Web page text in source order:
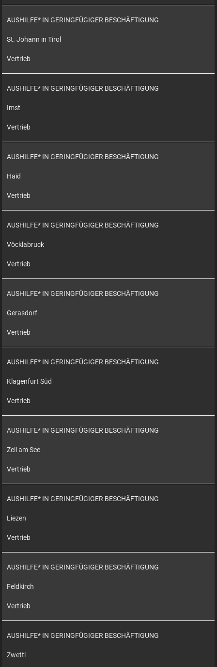
AUSHILFE* IN GERINGFÜGIGER BESCHÄFTIGUNG
St. Johann in Tirol
Vertrieb
AUSHILFE* IN GERINGFÜGIGER BESCHÄFTIGUNG
Imst
Vertrieb
AUSHILFE* IN GERINGFÜGIGER BESCHÄFTIGUNG
Haid
Vertrieb
AUSHILFE* IN GERINGFÜGIGER BESCHÄFTIGUNG
Vöcklabruck
Vertrieb
AUSHILFE* IN GERINGFÜGIGER BESCHÄFTIGUNG
Gerasdorf
Vertrieb
AUSHILFE* IN GERINGFÜGIGER BESCHÄFTIGUNG
Klagenfurt Süd
Vertrieb
AUSHILFE* IN GERINGFÜGIGER BESCHÄFTIGUNG
Zell am See
Vertrieb
AUSHILFE* IN GERINGFÜGIGER BESCHÄFTIGUNG
Liezen
Vertrieb
AUSHILFE* IN GERINGFÜGIGER BESCHÄFTIGUNG
Feldkirch
Vertrieb
AUSHILFE* IN GERINGFÜGIGER BESCHÄFTIGUNG
Zwettl